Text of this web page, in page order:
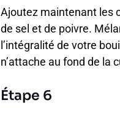
Ajoutez maintenant les
de sel et de poivre.
l’intégralité de votre
n’attache au fond de la
Étape 6